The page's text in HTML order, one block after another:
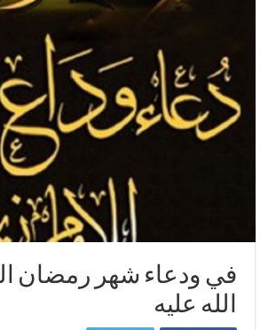
في ودعاء شهر رمضان
الله عليه